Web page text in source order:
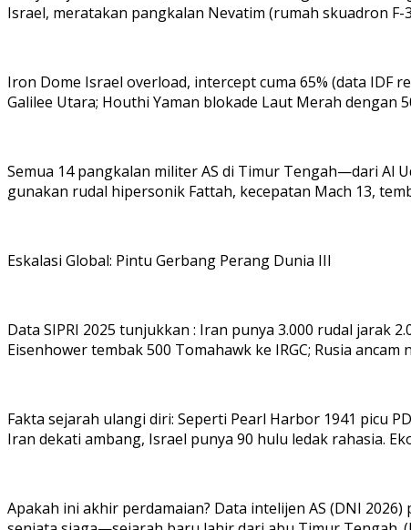
Israel, meratakan pangkalan Nevatim (rumah skuadron
Iron Dome Israel overload, intercept cuma 65% (data
Galilee Utara; Houthi Yaman blokade Laut Merah dengan
Semua 14 pangkalan militer AS di Timur Tengah—dari Al
gunakan rudal hipersonik Fattah, kecepatan Mach 13,
Eskalasi Global: Pintu Gerbang Perang Dunia III
Data SIPRI 2025 tunjukkan : Iran punya 3.000 rudal jarak
Eisenhower tembak 500 Tomahawk ke IRGC; Rusia
Fakta sejarah ulangi diri: Seperti Pearl Harbor 1941 picu
Iran dekati ambang, Israel punya 90 hulu ledak rahasia.
Apakah ini akhir perdamaian? Data intelijen AS (DNI